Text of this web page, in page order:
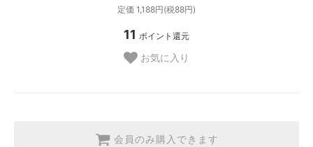
定価 1,188円(税88円)
11 ポイント還元
お気に入り
会員のみ購入できます